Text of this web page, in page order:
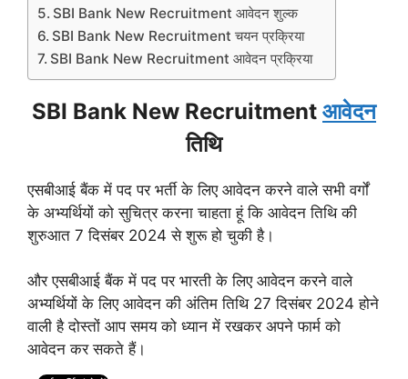
SBI Bank New Recruitment आवेदन शुल्क
SBI Bank New Recruitment चयन प्रक्रिया
SBI Bank New Recruitment आवेदन प्रक्रिया
SBI Bank New Recruitment आवेदन
तिथि
एसबीआई बैंक में पद पर भर्ती के लिए आवेदन करने वाले सभी वर्गों
के अभ्यर्थियों को सुचित्र करना चाहता हूं कि आवेदन तिथि की
शुरुआत 7 दिसंबर 2024 से शुरू हो चुकी है।
और एसबीआई बैंक में पद पर भारती के लिए आवेदन करने वाले
अभ्यर्थियों के लिए आवेदन की अंतिम तिथि 27 दिसंबर 2024 होने
वाली है दोस्तों आप समय को ध्यान में रखकर अपने फार्म को
आवेदन कर सकते हैं।